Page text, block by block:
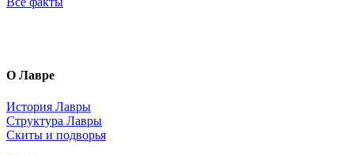
О Лавре
История Лавры
Структура Лавры
Скиты и подворья